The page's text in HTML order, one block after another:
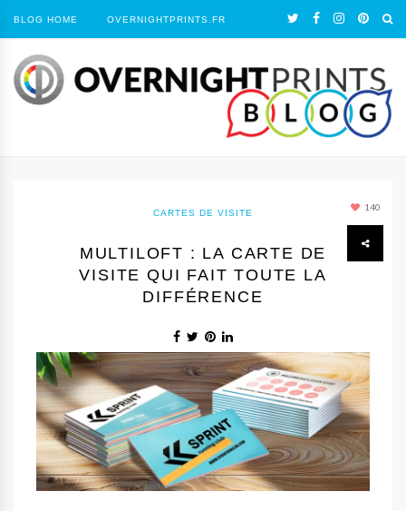
BLOG HOME OVERNIGHTPRINTS.FR
140
CARTES DE VISITE
MULTILOFT : LA CARTE DE
VISITE QUI FAIT TOUTE LA
DIFFÉRENCE